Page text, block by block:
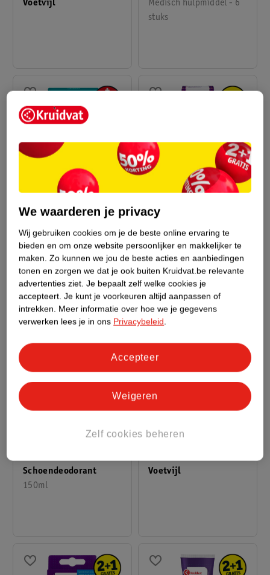
Voetvijl
Medisch hulpmiddel - 6
stuks
Compeed Medium
Blarenpleisters
Medisch hulpmiddel - 6
stuks
9.99
Kruidvat Kalknagel
Behandelset
Medisch hulpmiddel -
4ml
14.
99
Schoendeodorant
150ml
Voetvijl
14
We waarderen je privacy
Wij gebruiken cookies om je de beste online ervaring te
bieden en om onze website persoonlijker en makkelijker te
maken. Zo kunnen we jou de beste acties en aanbiedingen
tonen en zorgen we dat je ook buiten Kruidvat.be relevante
advertenties ziet. Je bepaalt zelf welke cookies je
accepteert. Je kunt je voorkeuren altijd aanpassen of
intrekken. Meer informatie over hoe we je gegevens
verwerken lees je in ons Privacybeleid.
Zelf cookies beheren
Weigeren
Accepteer